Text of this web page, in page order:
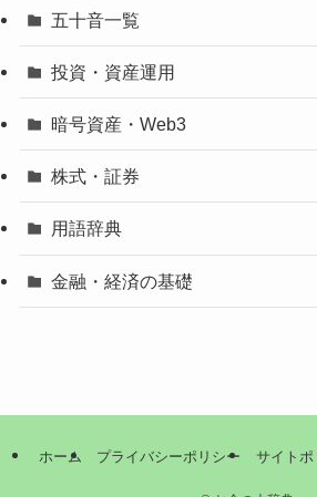
五十音一覧
投資・資産運用
暗号資産・Web3
株式・証券
用語辞典
金融・経済の基礎
ホーム プライバシーポリシー サイトポ